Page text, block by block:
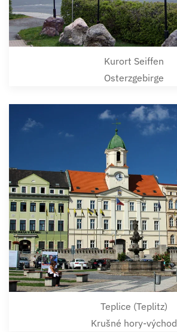
Kurort Seiffen
Osterzgebirge
Teplice (Teplitz)
Krušné hory-východ